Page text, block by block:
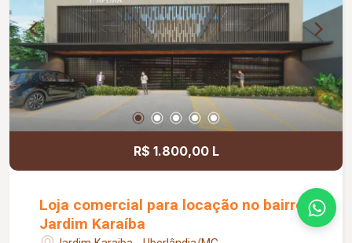
vista, criando um ambiente agradável para
clientes e colaboradores. Um espaço estratégico,
confortável e preparado para impulsionar o
crescimento do seu negócio.
R$ 1.800,00 L
Loja comercial para locação no bairro
Jardim Karaíba